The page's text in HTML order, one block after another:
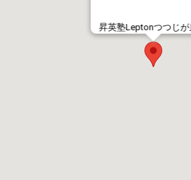
昇英塾Leptonつつじが